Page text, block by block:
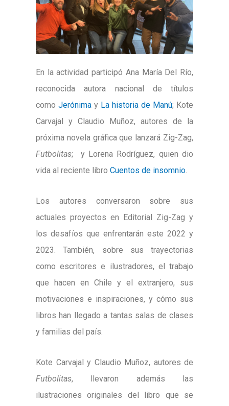
En la actividad participó Ana María Del Río,
reconocida autora nacional de títulos
como Jerónima y La historia de Manú; Kote
Carvajal y Claudio Muñoz, autores de la
próxima novela gráfica que lanzará Zig-Zag,
Futbolitas; y Lorena Rodríguez, quien dio
vida al reciente libro Cuentos de insomnio.
Los autores conversaron sobre sus
actuales proyectos en Editorial Zig-Zag y
los desafíos que enfrentarán este 2022 y
2023. También, sobre sus trayectorias
como escritores e ilustradores, el trabajo
que hacen en Chile y el extranjero, sus
motivaciones e inspiraciones, y cómo sus
libros han llegado a tantas salas de clases
y familias del país.
Kote Carvajal y Claudio Muñoz, autores de
Futbolitas, llevaron además las
ilustraciones originales del libro que se